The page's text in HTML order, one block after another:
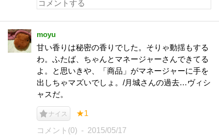
moyu
甘い香りは秘密の香りでした。そりゃ動揺もする
わ。ふたば、ちゃんとマネージャーさんできてる
よ。と思いきや、「商品」がマネージャーに手を
出しちゃマズいでしょ。/月城さんの過去…ヴィシ
ャスだ。
ナイス ★1
コメント(0) 2015/05/17